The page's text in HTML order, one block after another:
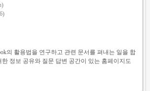
의 활용법을 연구하고 관련 문서를 펴내는 일을 합
한 정보 공유와 질문 답변 공간이 있는 홈페이지도